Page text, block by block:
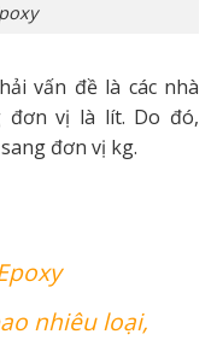
vấn đề là các nhà
đơn vị là lít. Do đó,
đơn vị kg.
nhiêu loại,